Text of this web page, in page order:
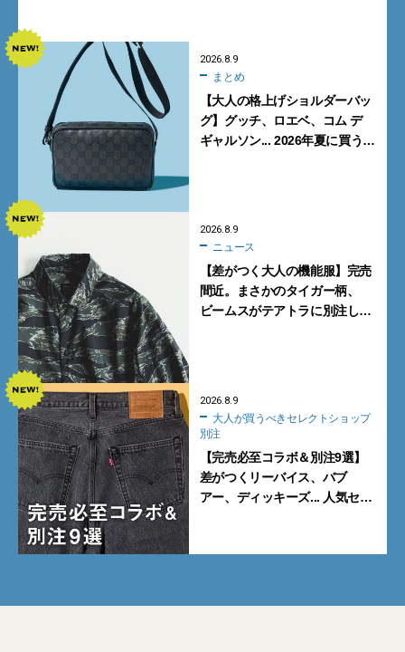
2026.8.9
まとめ
【大人の格上げショルダーバッ
グ】グッチ、ロエベ、コム デ
ギャルソン... 2026年夏に買うべ
2026.8.9
ニュース
【差がつく大人の機能服】完売
間近。まさかのタイガー柄、
ビームスがテアトラに別注した
2026.8.9
別注
【完売必至コラボ＆別注9選】
差がつくリーバイス、バブ
アー、ディッキーズ... 人気セレ